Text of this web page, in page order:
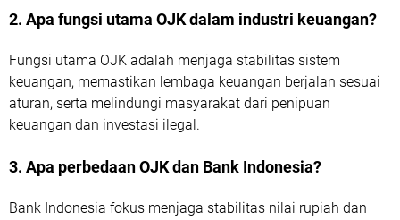
2. Apa fungsi utama OJK dalam industri keuangan?
Fungsi utama OJK adalah menjaga stabilitas sistem
keuangan, memastikan lembaga keuangan berjalan sesuai
aturan, serta melindungi masyarakat dari penipuan
keuangan dan investasi ilegal.
3. Apa perbedaan OJK dan Bank Indonesia?
Bank Indonesia fokus menjaga stabilitas nilai rupiah dan